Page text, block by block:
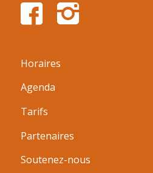
Horaires
Agenda
Tarifs
Partenaires
Soutenez-nous